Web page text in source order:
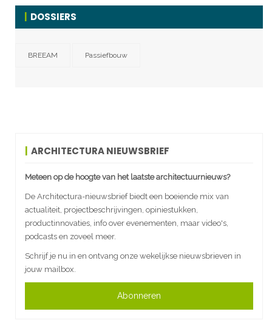
DOSSIERS
BREEAM Passiefbouw
ARCHITECTURA NIEUWSBRIEF
Meteen op de hoogte van het laatste architectuurnieuws?
De Architectura-nieuwsbrief biedt een boeiende mix van
actualiteit, projectbeschrijvingen, opiniestukken,
productinnovaties, info over evenementen, maar video's,
podcasts en zoveel meer.
Schrijf je nu in en ontvang onze wekelijkse nieuwsbrieven in
jouw mailbox.
Abonneren